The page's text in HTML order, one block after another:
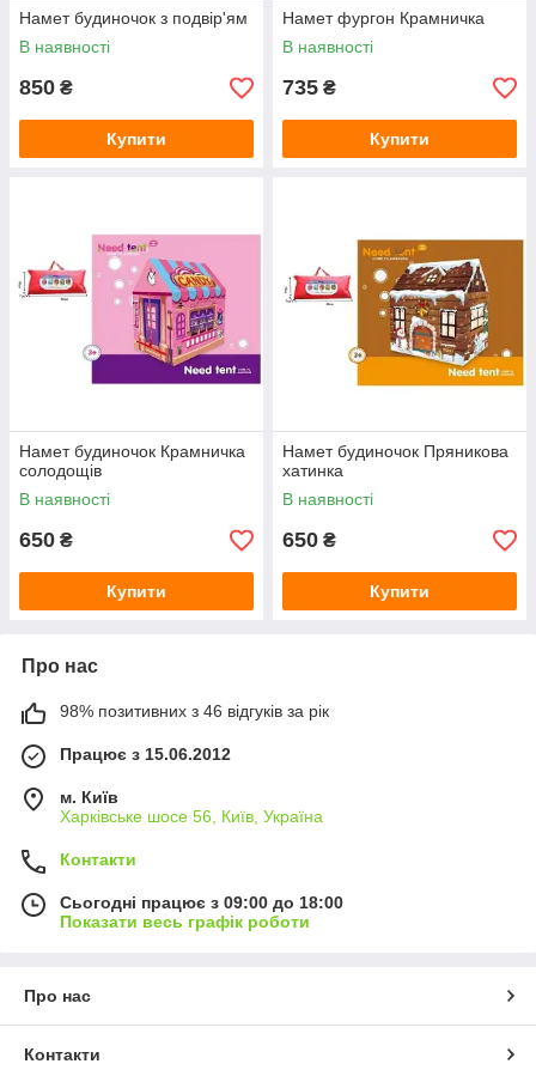
Намет будиночок з подвір'ям
В наявності
850 ₴
Купити
Намет фургон Крамничка
В наявності
735 ₴
Купити
Намет будиночок Крамничка
солодощів
В наявності
650 ₴
Купити
Намет будиночок Пряникова
хатинка
В наявності
650 ₴
Купити
Про нас
98% позитивних з 46 відгуків за рік
Працює з 15.06.2012
м. Київ
Харківське шосе 56, Київ, Україна
Контакти
Сьогодні працює з 09:00 до 18:00
Показати весь графік роботи
Про нас
Контакти